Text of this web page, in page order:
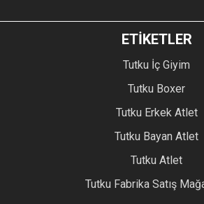
ETİKETLER
Tutku İç Giyim
Tutku Boxer
Tutku Erkek Atlet
Tutku Bayan Atlet
Tutku Atlet
Tutku Fabrika Satış